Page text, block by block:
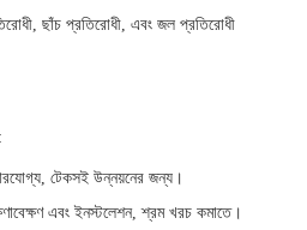
ছাঁচ প্রতিরোধী, এবং জল প্রতিরোধী
টেকসই উন্নয়নের জন্য।
এবং ইনস্টলেশন, শ্রম খরচ কমাতে।